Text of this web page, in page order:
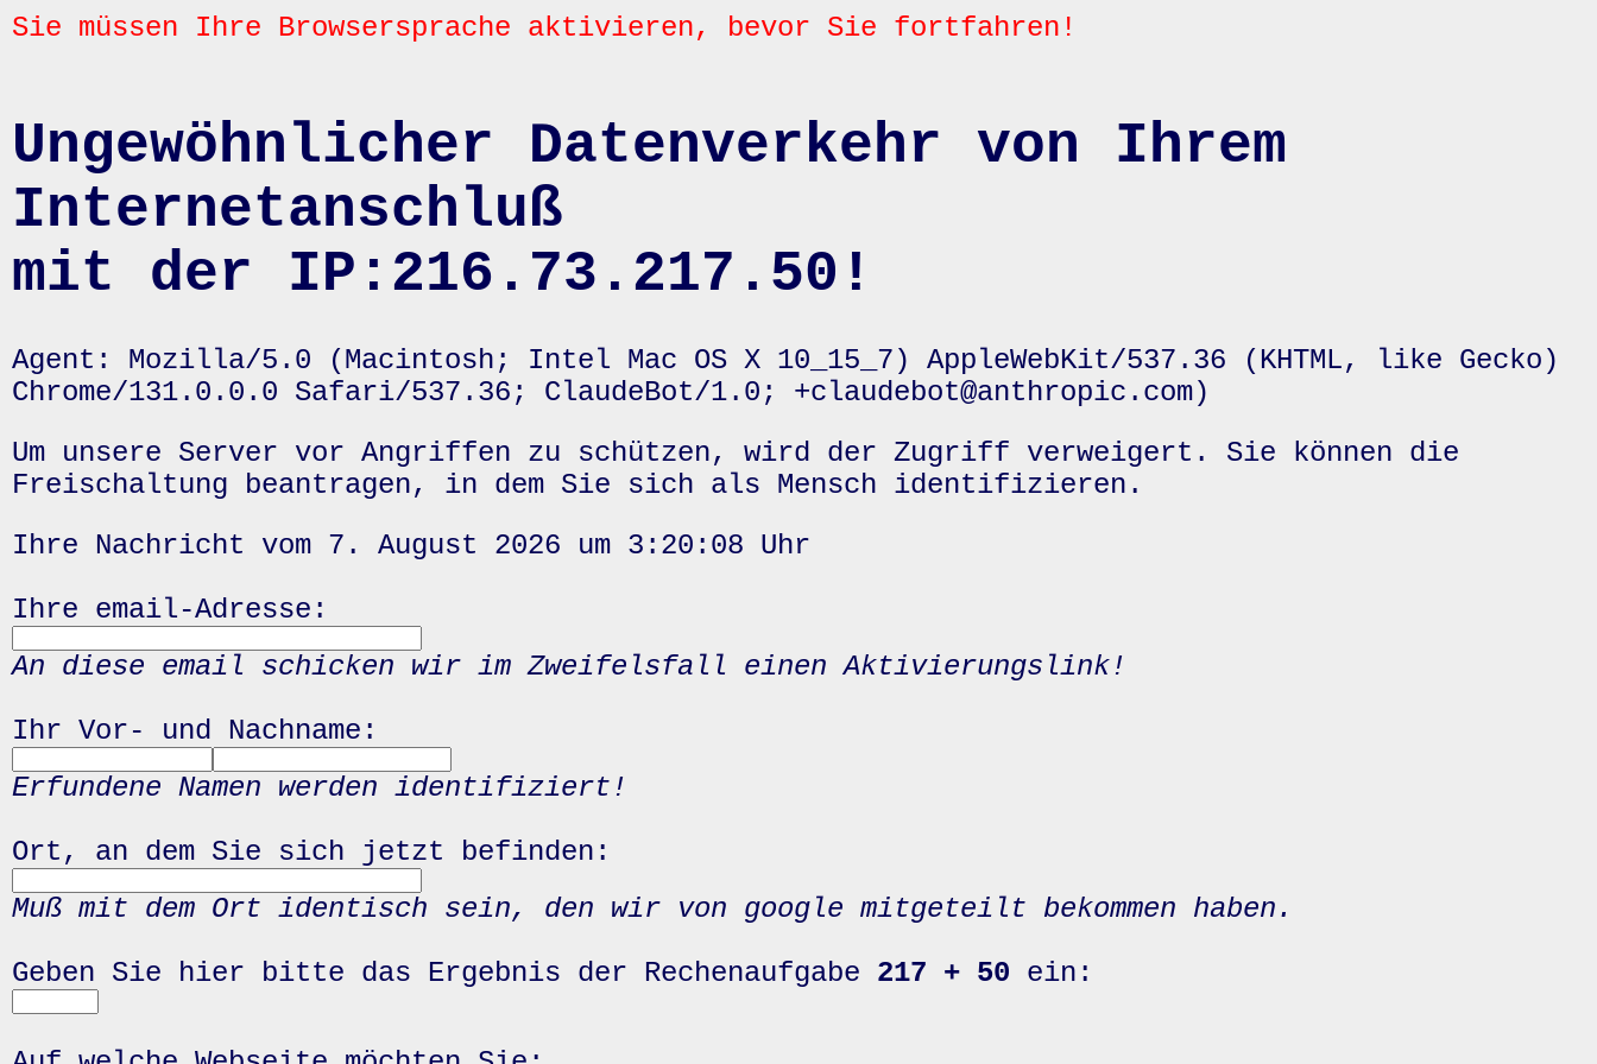
Sie müssen Ihre Browsersprache aktivieren, bevor Sie fortfahren!
Ungewöhnlicher Datenverkehr von Ihrem
Internetanschluß
mit der IP:216.73.217.50!
Agent: Mozilla/5.0 (Macintosh; Intel Mac OS X 10_15_7) AppleWebKit/537.36 (KHTML, like Gecko)
Chrome/131.0.0.0 Safari/537.36; ClaudeBot/1.0; +claudebot@anthropic.com)
Um unsere Server vor Angriffen zu schützen, wird der Zugriff verweigert. Sie können die
Freischaltung beantragen, in dem Sie sich als Mensch identifizieren.
Ihre Nachricht vom 7. August 2026 um 3:20:08 Uhr
Ihre email-Adresse:
An diese email schicken wir im Zweifelsfall einen Aktivierungslink!
Ihr Vor- und Nachname:
Erfundene Namen werden identifiziert!
Ort, an dem Sie sich jetzt befinden:
Muß mit dem Ort identisch sein, den wir von google mitgeteilt bekommen haben.
Geben Sie hier bitte das Ergebnis der Rechenaufgabe 217 + 50 ein: